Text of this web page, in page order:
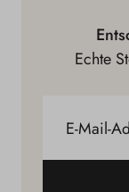
Echte
E-Mail-